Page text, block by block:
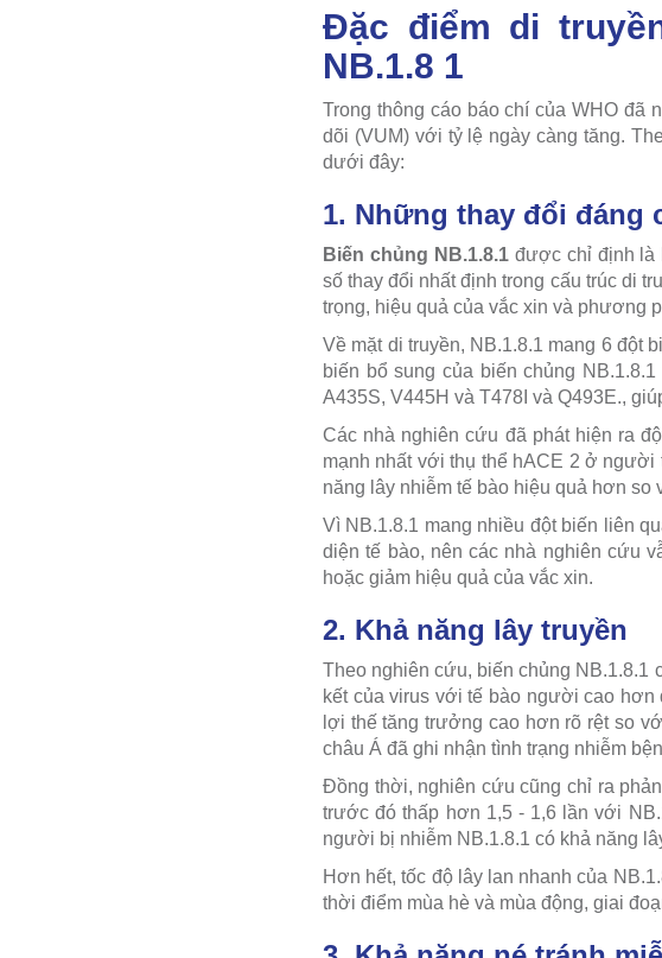
Đặc điểm di
NB.1.8 1
Trong thông cáo báo chí của WHO đã
dõi (VUM) với tỷ lệ ngày càng tăng.
dưới đây:
1. Những thay đổi đáng
Biến chủng NB.1.8.1được chỉ định là
số thay đổi nhất định trong cấu trúc di
trọng, hiệu quả của vắc xin và phương
Về mặt di truyền, NB.1.8.1 mang 6 đột
biến bổ sung của biến chủng
A435S, V445H và T478I và Q493E.,
Các nhà nghiên cứu đã phát hiện ra
mạnh nhất với thụ thể hACE 2 ở
năng lây nhiễm tế bào hiệu quả hơn so
Vì NB.1.8.1 mang nhiều đột biến liên
diện tế bào, nên các nhà nghiên cứu
hoặc giảm hiệu quả của vắc xin.
2. Khả năng lây truyền
Theo nghiên cứu, biến chủng NB.1.8.1
kết của virus với tế bào người cao hơn
lợi thế tăng trưởng cao hơn rõ rệt so
châu Á đã ghi nhận tình trạng nhiễm
Đồng thời, nghiên cứu cũng chỉ ra
trước đó thấp hơn 1,5 - 1,6 lần với
người bị nhiễm NB.1.8.1 có khả năng
Hơn hết, tốc độ lây lan nhanh của
thời điểm mùa hè và mùa động, giai